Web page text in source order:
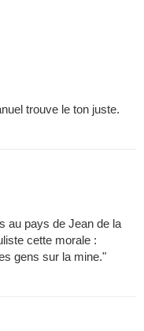
trouve le ton juste.
au pays de Jean de la
cette morale :
gens sur la mine."